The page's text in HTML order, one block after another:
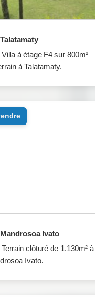
Villa à étage F4 sur 800m²
à Talatamaty.
Ivato
Terrain clôturé de 1.130m² à
Ivato.